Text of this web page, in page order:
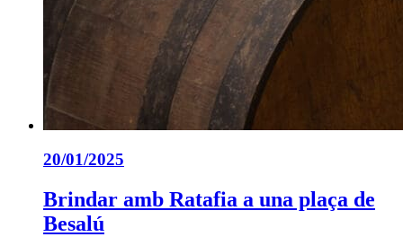
20/01/2025
Brindar amb Ratafia a una plaça de
Besalú